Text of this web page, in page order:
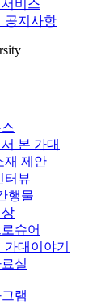
비스
공지사항
본 가대
재 제안
터뷰
행물
슈어
가대이야기
실
램